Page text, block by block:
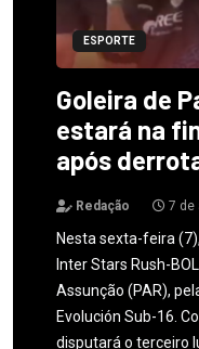
ESPORTE
Goleira de
estará na
após
Redação 7 de
Nesta sexta-feira
Inter Stars Rush-
Assunção (PAR),
Evolución Sub-16.
disputará o terceiro